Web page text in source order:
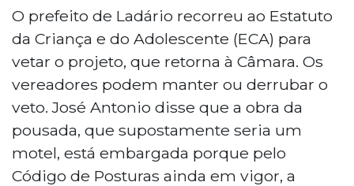
O prefeito de Ladário recorreu ao Estatuto
da Criança e do Adolescente (ECA) para
vetar o projeto, que retorna à Câmara. Os
vereadores podem manter ou derrubar o
veto. José Antonio disse que a obra da
pousada, que supostamente seria um
motel, está embargada porque pelo
Código de Posturas ainda em vigor, a